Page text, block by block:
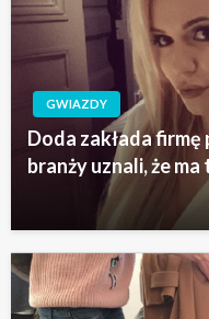
GWIAZDY
Doda zakłada firmę
branży uznali, że